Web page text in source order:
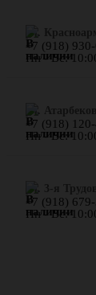
ул.
+7 (918)
Пн - Вс:
​ул.
+7 (918)
Пн - Вс:
ул. 3-я
+7 (918)
Пн - Вс: